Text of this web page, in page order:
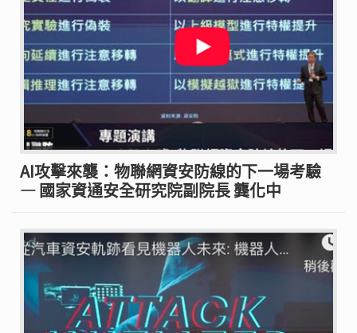
AI攻擊來襲：物聯網資安防線的下一場考驗
— 國家資通安全研究院副院長 龔化中